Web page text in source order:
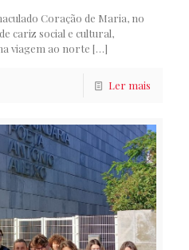
Coração de Maria, no
cariz social e cultural,
viagem ao norte […]
Ler mais